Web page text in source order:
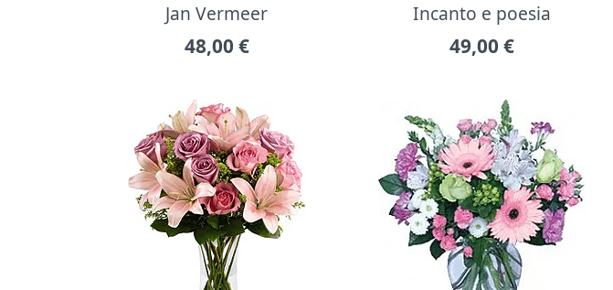
Jan Vermeer
48,00 €
Incanto e poesia
49,00 €